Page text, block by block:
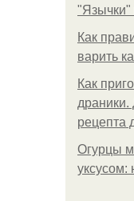
"Язычки"
Как
варить
Как
драники.
рецепта
Огурцы
уксусом: